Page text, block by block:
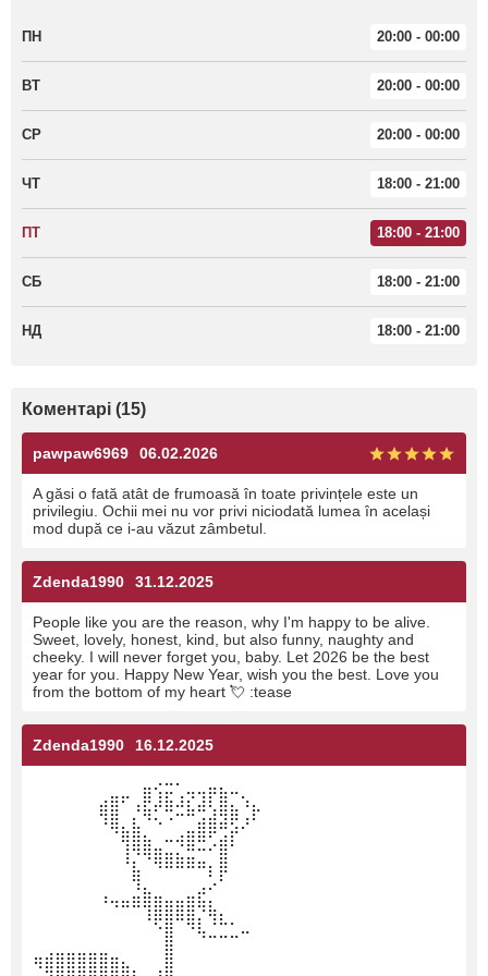
ПН 20:00 - 00:00
ВТ 20:00 - 00:00
СР 20:00 - 00:00
ЧТ 18:00 - 21:00
ПТ 18:00 - 21:00
СБ 18:00 - 21:00
НД 18:00 - 21:00
Коментарі (15)
pawpaw6969 06.02.2026
A găsi o fată atât de frumoasă în toate privințele este un
privilegiu. Ochii mei nu vor privi niciodată lumea în același
mod după ce i-au văzut zâmbetul.
Zdenda1990 31.12.2025
People like you are the reason, why I'm happy to be alive.
Sweet, lovely, honest, kind, but also funny, naughty and
cheeky. I will never forget you, baby. Let 2026 be the best
year for you. Happy New Year, wish you the best. Love you
from the bottom of my heart 💘 :tease
Zdenda1990 16.12.2025
⠀⠀⠀⠀⠀⠀⠀⠀⠀⠀⣤⢔⣒⠂⣀⣀⣤⣄⣀⠀⠀
⠀⠀⠀⠀⠀⠀⣴⣿⠋⢠⣟⡼⣷⠼⣎⣼⢇⣿⣄⠱⣄
⠀⠀⠀⠀⠀⠀⠹⣿⡀⣆⠙⠢⠐⠉⠉⣴⣾⣽⢟⡰⠃
⠀⠀⠀⠀⠀⠀⠀⠈⢿⣿⣦⠀⠤⢴⣿⠿⢋⣴⡏⠀⠀
⠀⠀⠀⠀⠀⠀⠀⠀⢸⡙⠻⣿⣶⣦⣭⣉⠁⣿⠀⠀⠀
⠀⠀⠀⠀⠀⠀⠀⠀⠀⣷⠀⠈⠉⠉⠉⠉⠇⡟⠀⠀⠀
⠀⠀⠀⠀⠀⠀⢀⠀⠀⣘⣦⣀⠀⠀⣀⡴⠊⠀⠀⠀⠀
⠀⠀⠀⠀⠀⠀⠈⠙⠛⠛⢻⣿⣿⣿⣿⠻⣧⡀⠀⠀⠀
⠀⠀⠀⠀⠀⠀⠀⠀⠀⠀⠈⠫⣿⠉⠻⣇⠘⠓⠂⣀⠀
⠀⠀⠀⠀⠀⠀⠀⠀⠀⠀⠀⠀⣿⠀⠀⠈⠉⠉⠉⠀⠀
⢶⣾⣿⣿⣿⣿⣿⣶⣄⠀⠀⠀⣿⠀⠀⠀⠀⠀⠀⠀⠀